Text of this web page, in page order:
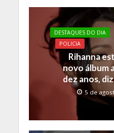
b
o
o
k
er s
A
p
p
DESTAQUES DO DIA
POLICIA
Rihanna
novo álbum
dez anos,
5 de